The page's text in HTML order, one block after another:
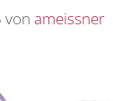
von ameissner